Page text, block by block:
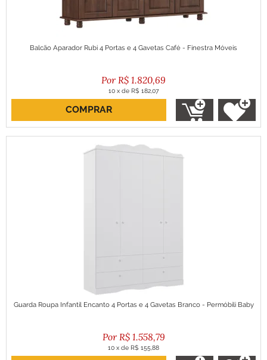
Balcão Aparador Rubi 4 Portas e 4 Gavetas Café - Finestra Móveis
R$ 1.820,69
10 x de R$ 182,07
ou R$ 1.638,62 no boleto
COMPRAR
Guarda Roupa Infantil Encanto 4 Portas e 4 Gavetas Branco - Permóbili Baby
R$ 1.558,79
10 x de R$ 155,88